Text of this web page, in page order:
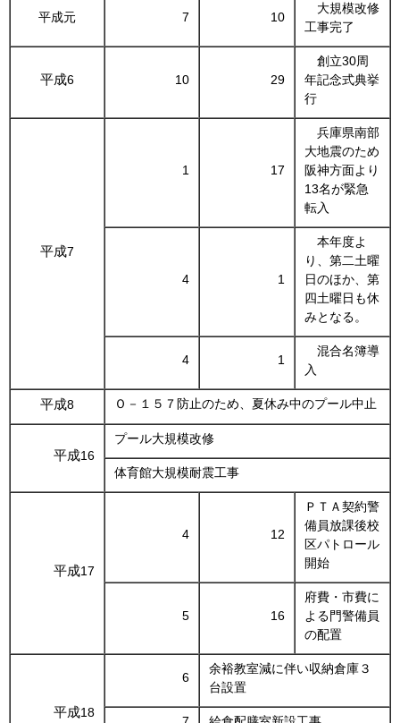
平成元 7 10
大規模改修
工事完了
平成6 10 29
創立30周
年記念式典挙
行
平成7
1 17
兵庫県南部
大地震のため
阪神方面より
13名が緊急
転入
4 1
本年度よ
り、第二土曜
日のほか、第
四土曜日も休
みとなる。
4 1
混合名簿導
入
平成8 Ｏ－１５７防止のため、夏休み中のプール中止
平成16
プール大規模改修
体育館大規模耐震工事
平成17
4 12
ＰＴＡ契約警
備員放課後校
区パトロール
開始
5 16
府費・市費に
よる門警備員
の配置
平成18
6
余裕教室減に伴い収納倉庫３
台設置